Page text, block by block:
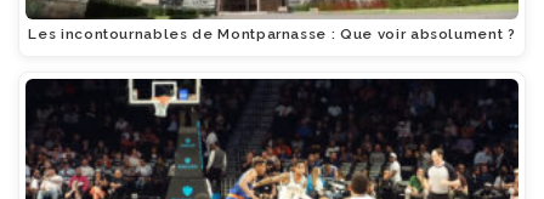
Les incontournables de Montparnasse : Que voir absolument ?